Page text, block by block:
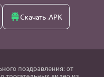
Скачать .APK
поздравления: от